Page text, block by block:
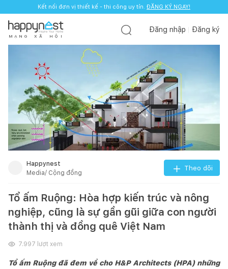
Kết nối đơn vị thiết kế - thi công uy tín. ĐĂNG KÝ NGAY!
Kết nối đơn vị thiết kế - thi công uy tín. ĐĂNG KÝ NGAY!
M Ạ N G X Ã H Ộ I
Đăng nhập Đăng ký
Happynest
Media/ Cộng đồng
Theo dõi
Tổ ấm Ruộng: Hòa hợp kiến trúc và nông
nghiệp, cũng là sự gần gũi giữa con người
thành thị và đồng quê Việt Nam
7.997 lượt xem
Tổ ấm Ruộng đã đem về cho H&P Architects (HPA) những